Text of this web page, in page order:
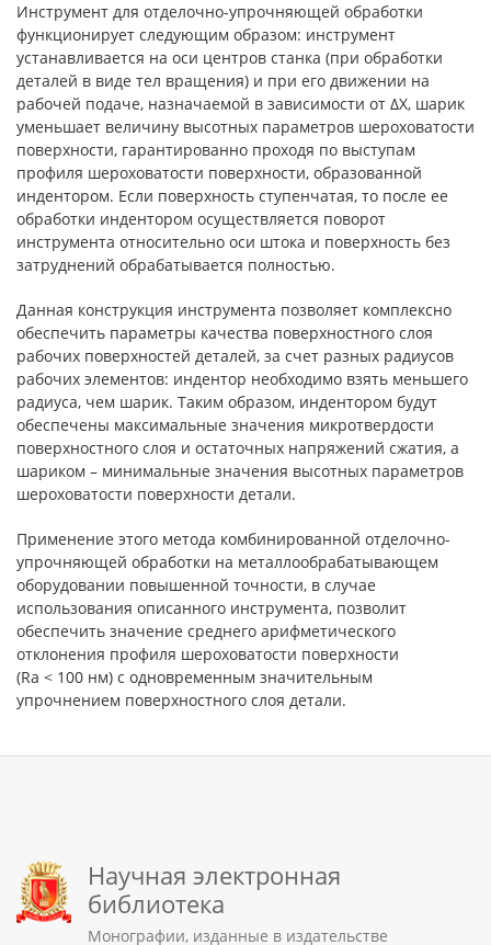
Инструмент для отделочно-упрочняющей обработки
функционирует следующим образом: инструмент
устанавливается на оси центров станка (при обработки
деталей в виде тел вращения) и при его движении на
рабочей подаче, назначаемой в зависимости от ΔX, шарик
уменьшает величину высотных параметров шероховатости
поверхности, гарантированно проходя по выступам
профиля шероховатости поверхности, образованной
индентором. Если поверхность ступенчатая, то после ее
обработки индентором осуществляется поворот
инструмента относительно оси штока и поверхность без
затруднений обрабатывается полностью.
Данная конструкция инструмента позволяет комплексно
обеспечить параметры качества поверхностного слоя
рабочих поверхностей деталей, за счет разных радиусов
рабочих элементов: индентор необходимо взять меньшего
радиуса, чем шарик. Таким образом, индентором будут
обеспечены максимальные значения микротвердости
поверхностного слоя и остаточных напряжений сжатия, а
шариком – минимальные значения высотных параметров
шероховатости поверхности детали.
Применение этого метода комбинированной отделочно-
упрочняющей обработки на металлообрабатывающем
оборудовании повышенной точности, в случае
использования описанного инструмента, позволит
обеспечить значение среднего арифметического
отклонения профиля шероховатости поверхности
(Ra < 100 нм) с одновременным значительным
упрочнением поверхностного слоя детали.
Научная электронная
библиотека
Монографии, изданные в издательстве